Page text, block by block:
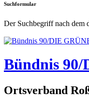
Suchformular
Der Suchbegriff nach dem
Bündnis
Ortsverband